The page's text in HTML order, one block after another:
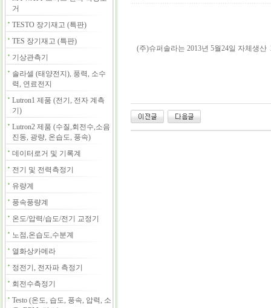
거
TESTO 장기재고 (특판)
TES 장기재고 (특판)
기상관측기
솔라셀 (태양전지), 풍력, 소수
력, 연료전지
Lutron1 제품 (전기, 전자 계측
기)
Lutron2 제품 (수질,회전수,소음
진동, 광량, 온습도, 풍속)
데이터로거 및 기록계
전기 및 전력측정기
유량계
풍속풍량계
온도/압력/습도/전기 교정기
노점,온습도,수분계
열화상카메라
정전기, 전자파 측정기
회전수측정기
Testo (온도, 습도, 풍속, 압력, 소
(주)슈퍼솔라는 2013년 5월24일 자체생